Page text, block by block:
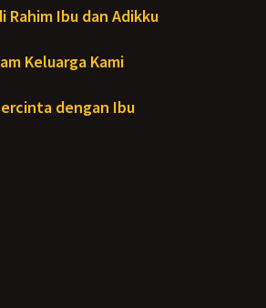
Rahim Ibu dan Adikku
Keluarga Kami
dengan Ibu